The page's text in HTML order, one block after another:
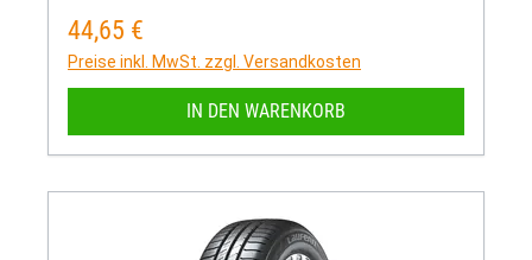
Regulärer Preis:
44,65 €
Preise inkl. MwSt. zzgl. Versandkosten
IN DEN WARENKORB